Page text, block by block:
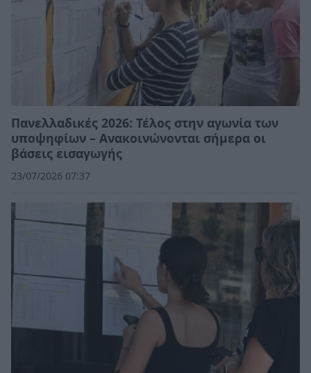
Πανελλαδικές 2026: Τέλος στην αγωνία των
υποψηφίων – Ανακοινώνονται σήμερα οι
βάσεις εισαγωγής
23/07/2026 07:37